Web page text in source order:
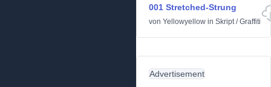
001 Stretched-Strung
von Yellowyellow in Skript/Graffiti
Advertisement